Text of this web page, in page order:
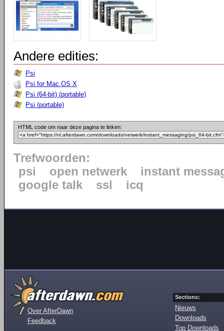
Andere edities:
Psi
Psi for Mac OS X
Psi (64-bit) (portable)
Psi (portable)
HTML code om naar deze pagina te linken:
Trefwoorden:
psi
open netwerk
instant
google talk
ssl icq
Over AfterDawn
Feedback
Sections:
Nieuws
Downloads
Top Downloads